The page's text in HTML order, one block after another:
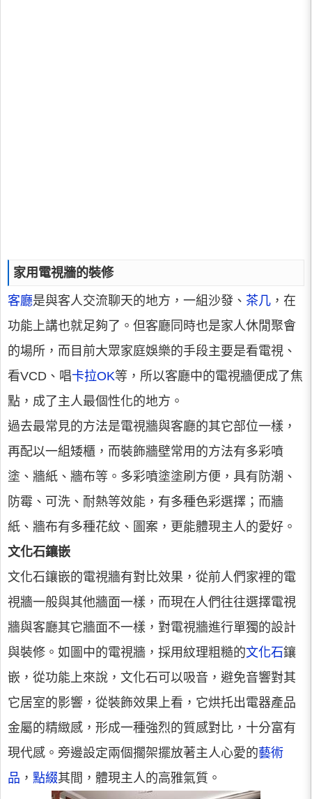
家用電視牆的裝修
客廳是與客人交流聊天的地方，一組沙發、 茶几 ，在
功能上講也就足夠了。但客廳同時也是家人休閒聚會
的場所，而目前大眾家庭娛樂的手段主要是看電視、
看VCD、唱卡拉OK等，所以客廳中的電視牆便成了焦
點，成了主人最個性化的地方。
過去最常見的方法是電視牆與客廳的其它部位一樣，
再配以一組矮櫃，而裝飾牆壁常用的方法有多彩噴
塗、牆紙、牆布等。多彩噴塗塗刷方便，具有防潮、
防霉、可洗、耐熱等效能，有多種色彩選擇；而牆
紙、牆布有多種花紋、圖案，更能體現主人的愛好。
文化石鑲嵌
文化石鑲嵌的電視牆有對比效果，從前人們家裡的電
視牆一般與其他牆面一樣，而現在人們往往選擇電視
牆與客廳其它牆面不一樣，對電視牆進行單獨的設計
與裝修。如圖中的電視牆，採用紋理粗糙的文化石鑲
嵌，從功能上來說，文化石可以吸音，避免音響對其
它居室的影響，從裝飾效果上看，它烘托出電器產品
金屬的精緻感，形成一種強烈的質感對比，十分富有
現代感。旁邊設定兩個擱架擺放著主人心愛的藝術
品 ， 點綴其間，體現主人的高雅氣質。